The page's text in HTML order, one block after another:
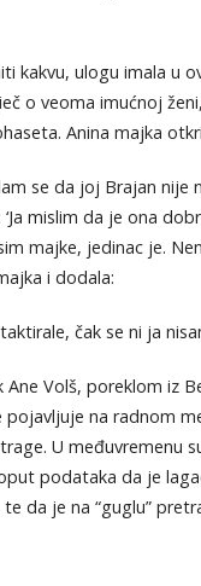
kakvu, ulogu imala u
o veoma imućnoj
Anina majka
se da joj Brajan
mislim da je ona
majke, jedinac je.
i dodala:
čak se ni ja
Volš, poreklom iz
pojavljuje na radnom
U međuvremenu
podataka da je
da je na “guglu”